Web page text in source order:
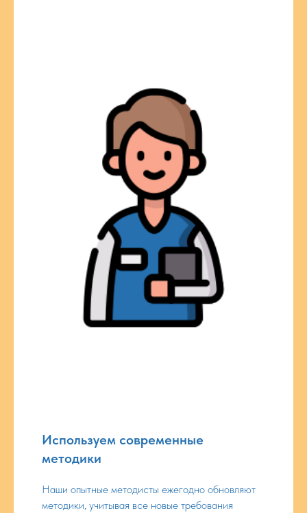
Используем современные
методики
Наши опытные методисты ежегодно обновляют
методики, учитывая все новые требования